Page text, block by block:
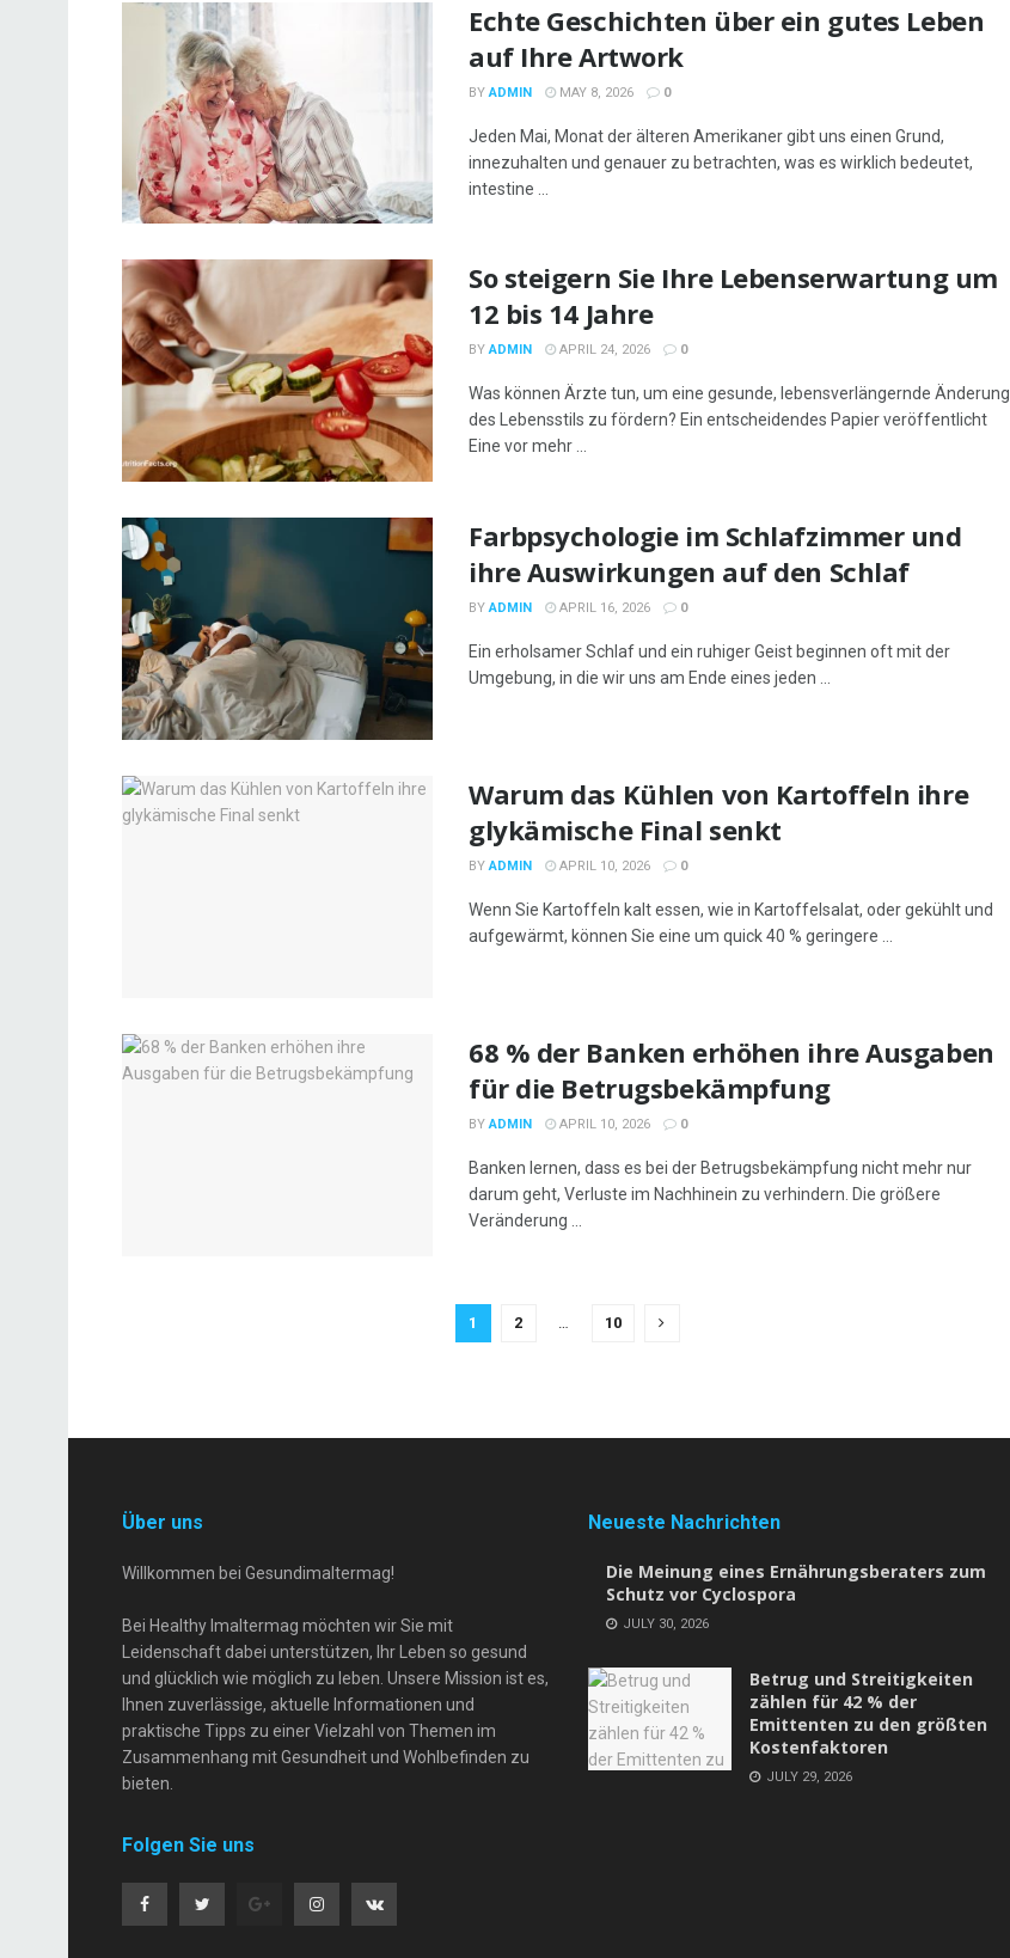
Echte Geschichten über ein gutes Leben
auf Ihre Artwork
BY ADMIN MAY 8, 2026 0
Jeden Mai, Monat der älteren Amerikaner gibt uns einen Grund,
innezuhalten und genauer zu betrachten, was es wirklich bedeutet,
intestine ...
So steigern Sie Ihre Lebenserwartung um
12 bis 14 Jahre
BY ADMIN APRIL 24, 2026 0
Was können Ärzte tun, um eine gesunde, lebensverlängernde Änderung
des Lebensstils zu fördern? Ein entscheidendes Papier veröffentlicht
Eine vor mehr ...
Farbpsychologie im Schlafzimmer und
ihre Auswirkungen auf den Schlaf
BY ADMIN APRIL 16, 2026 0
Ein erholsamer Schlaf und ein ruhiger Geist beginnen oft mit der
Umgebung, in die wir uns am Ende eines jeden ...
Warum das Kühlen von Kartoffeln ihre
glykämische Final senkt
BY ADMIN APRIL 10, 2026 0
Wenn Sie Kartoffeln kalt essen, wie in Kartoffelsalat, oder gekühlt und
aufgewärmt, können Sie eine um quick 40 % geringere ...
68 % der Banken erhöhen ihre Ausgaben
für die Betrugsbekämpfung
BY ADMIN APRIL 10, 2026 0
Banken lernen, dass es bei der Betrugsbekämpfung nicht mehr nur
darum geht, Verluste im Nachhinein zu verhindern. Die größere
Veränderung ...
1 2 … 10
Über uns
Willkommen bei Gesundimaltermag!
Bei Healthy Imaltermag möchten wir Sie mit
Leidenschaft dabei unterstützen, Ihr Leben so gesund
und glücklich wie möglich zu leben. Unsere Mission ist es,
Ihnen zuverlässige, aktuelle Informationen und
praktische Tipps zu einer Vielzahl von Themen im
Zusammenhang mit Gesundheit und Wohlbefinden zu
bieten.
Folgen Sie uns
Neueste Nachrichten
Die Meinung eines Ernährungsberaters zum
Schutz vor Cyclospora
JULY 30, 2026
Betrug und Streitigkeiten
zählen für 42 % der
Emittenten zu den größten
Kostenfaktoren
JULY 29, 2026